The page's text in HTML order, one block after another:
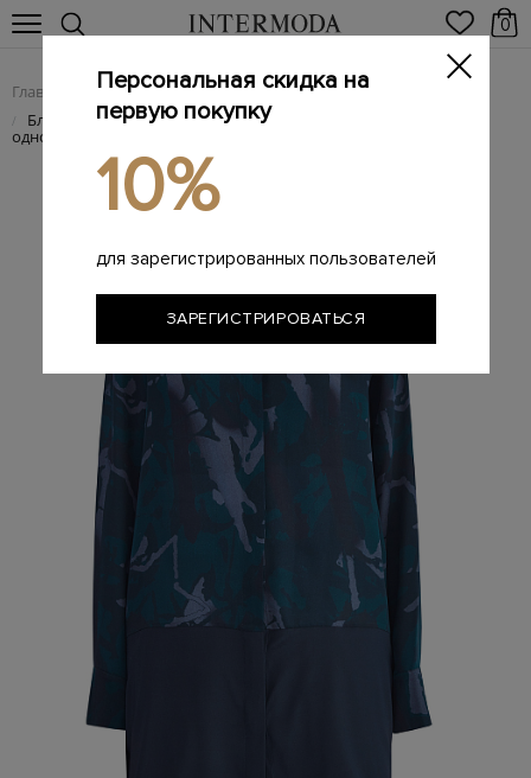
0
Главная Женщинам / Женская одежда / Женские блузы
/ Блузка свободного кроя с абстрактным принтом и
однотонной нижней кромкой
Персональная скидка на
первую покупку
10%
для зарегистрированных пользователей
ЗАРЕГИСТРИРОВАТЬСЯ